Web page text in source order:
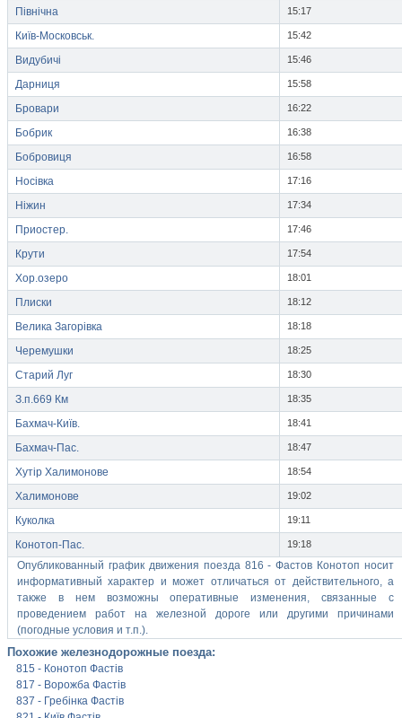
Північна 15:17
Київ-Московськ. 15:42
Видубичі 15:46
Дарниця 15:58
Бровари 16:22
Бобрик 16:38
Бобровиця 16:58
Носівка 17:16
Ніжин 17:34
Приостер. 17:46
Крути 17:54
Хор.озеро 18:01
Плиски 18:12
Велика Загорівка 18:18
Черемушки 18:25
Старий Луг 18:30
З.п.669 Км 18:35
Бахмач-Київ. 18:41
Бахмач-Пас. 18:47
Хутір Халимонове 18:54
Халимонове 19:02
Куколка 19:11
Конотоп-Пас. 19:18
Опубликованный график движения поезда 816 - Фастов Конотоп носит
информативный характер и может отличаться от действительного, а
также в нем возможны оперативные изменения, связанные с
проведением работ на железной дороге или другими причинами
(погодные условия и т.п.).
Похожие железнодорожные поезда:
815 - Конотоп Фастів
817 - Ворожба Фастів
837 - Гребінка Фастів